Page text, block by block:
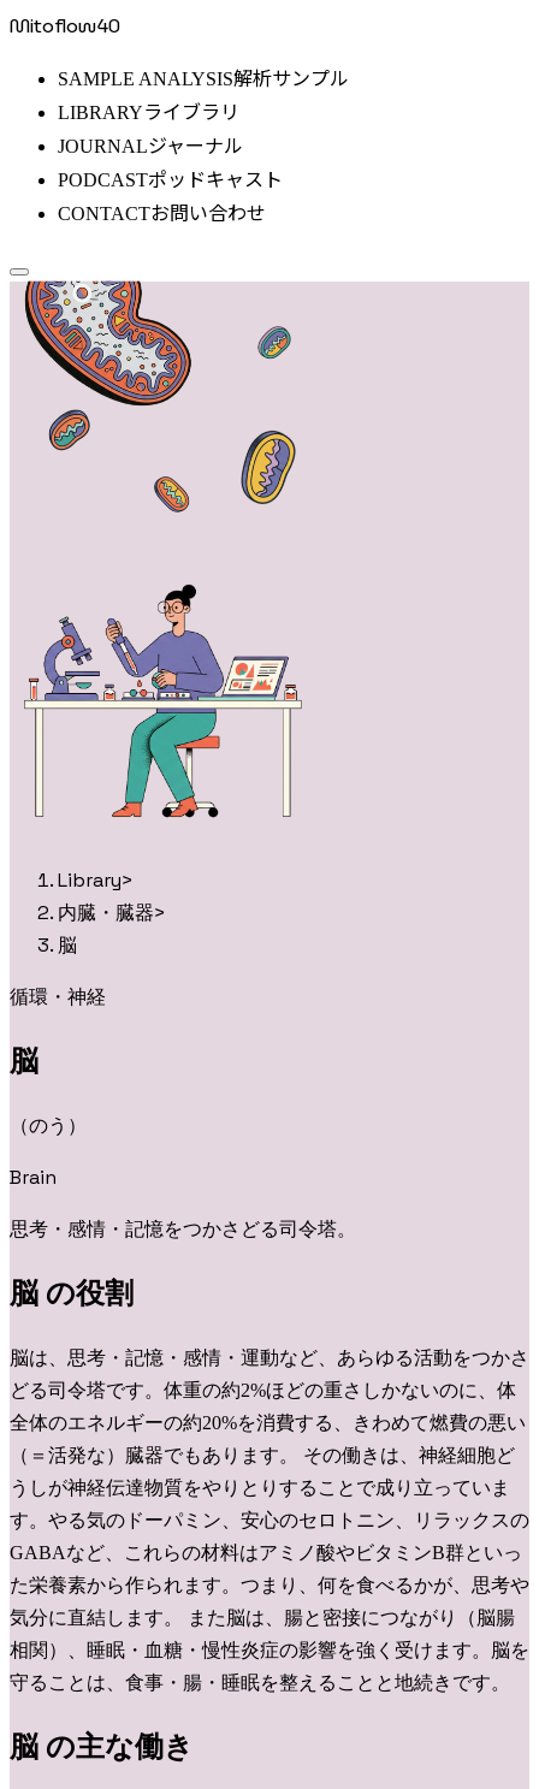
Mitoflow40
SAMPLE ANALYSIS解析サンプル
LIBRARYライブラリ
JOURNALジャーナル
PODCASTポッドキャスト
CONTACTお問い合わせ
Library>
内臓・臓器>
脳
循環・神経
脳
（のう ）
Brain
思考・感情・記憶をつかさどる司令塔。
脳 の役割
脳は、思考・記憶・感情・運動など、あらゆる活動をつかさ
どる司令塔です。体重の約2%ほどの重さしかないのに、体
全体のエネルギーの約20%を消費する、きわめて燃費の悪い
（＝活発な）臓器でもあります。 その働きは、神経細胞ど
うしが神経伝達物質をやりとりすることで成り立っていま
す。やる気のドーパミン、安心のセロトニン、リラックスの
GABAなど、これらの材料はアミノ酸やビタミンB群といっ
た栄養素から作られます。つまり、何を食べるかが、思考や
気分に直結します。 また脳は、腸と密接につながり（脳腸
相関）、睡眠・血糖・慢性炎症の影響を強く受けます。脳を
守ることは、食事・腸・睡眠を整えることと地続きです。
脳 の主な働き